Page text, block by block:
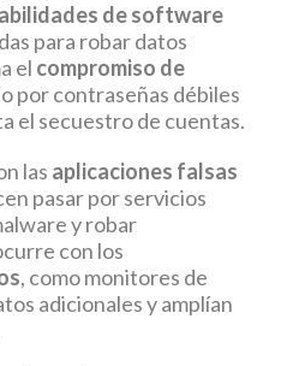
de software
para robar datos
el compromiso de
por contraseñas débiles
el secuestro de cuentas.
las aplicaciones falsas
pasar por servicios
y robar
con los
, como monitores de
adicionales y amplían